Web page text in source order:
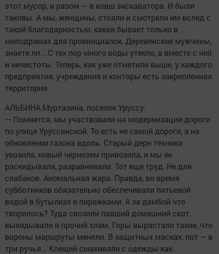
этот мусор, и разом — в ковш экскаватора. И были
таковы. А мы, женщины, стояли и смотрели им вслед с
такой благодарностью, какая бывает только в
мелодрамах для провинциалок. Деревенские мужчины,
знаете ли... С тех пор много воды утекло, а вместе с ней
и нечистоты. Теперь, как уже отметили выше, у каждого
предприятия, учреждения и конторы есть закрепленная
территория.
АЛЬБИНА Муртазина, поселок Уруссу:
— Помнится, мы участвовали на модернизации дороги
по улице Уруссинской. То есть не самой дороги, а на
обновлении газона вдоль. Старый дерн техника
увозила, новый чернозем привозила, и мы ее
раскидывали, разравнивали. Тот еще труд. Не для
слабаков. Аномальная жара. Правда, во время
субботников обязательно обеспечивали питьевой
водой в бутылках и пирожками. А за дамбой что
творилось? Туда свозили павший домашний скот,
выкидывали и прочий хлам. Горы вырастали такие, что
вороны маршруты меняли. В защитных масках, пот — в
три ручья... Клещей смахивали с одежды как